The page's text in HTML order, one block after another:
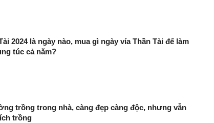
2024 là ngày nào, mua gì ngày vía Thần Tài để làm
túc cả năm?
trồng trong nhà, càng đẹp càng độc, nhưng vẫn
trồng